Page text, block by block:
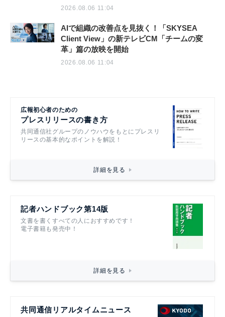
2026.08.06 11:04
AIで組織の改善点を見抜く！「SKYSEA
Client View」の新テレビCM「チームの変
革」篇の放映を開始
2026.08.06 11:04
広報初心者のための
プレスリリースの書き方
共同通信社グループのノウハウをもとにプレスリ
リースの基本的なポイントを解説！
詳細を見る
記者ハンドブック第14版
文書を書くすべての人におすすめです！
電子書籍も発売中！
詳細を見る
共同通信リアルタイムニュース